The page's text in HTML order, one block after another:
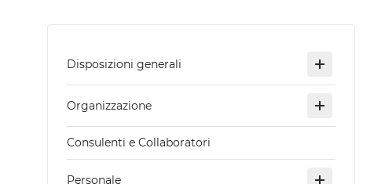
Disposizioni generali
Organizzazione
Consulenti e Collaboratori
Personale